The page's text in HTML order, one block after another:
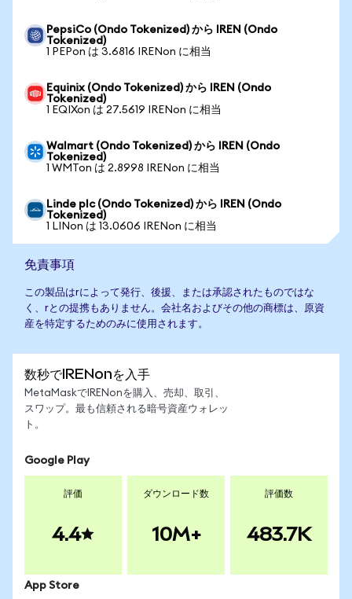
PepsiCo (Ondo Tokenized) から IREN (Ondo
Tokenized)
1 PEPon は 3.6816 IRENon に相当
Equinix (Ondo Tokenized) から IREN (Ondo
Tokenized)
1 EQIXon は 27.5619 IRENon に相当
Walmart (Ondo Tokenized) から IREN (Ondo
Tokenized)
1 WMTon は 2.8998 IRENon に相当
Linde plc (Ondo Tokenized) から IREN (Ondo
Tokenized)
1 LINon は 13.0606 IRENon に相当
免責事項
この製品はrによって発行、後援、または承認されたものではな
く、rとの提携もありません。会社名およびその他の商標は、原資
産を特定するためのみに使用されます。
数秒でIRENonを入手
MetaMaskでIRENonを購入、売却、取引、
スワップ。最も信頼される暗号資産ウォレッ
ト。
Google Play
評価
4.4
ダウンロード数
10M+
評価数
483.7K
App Store